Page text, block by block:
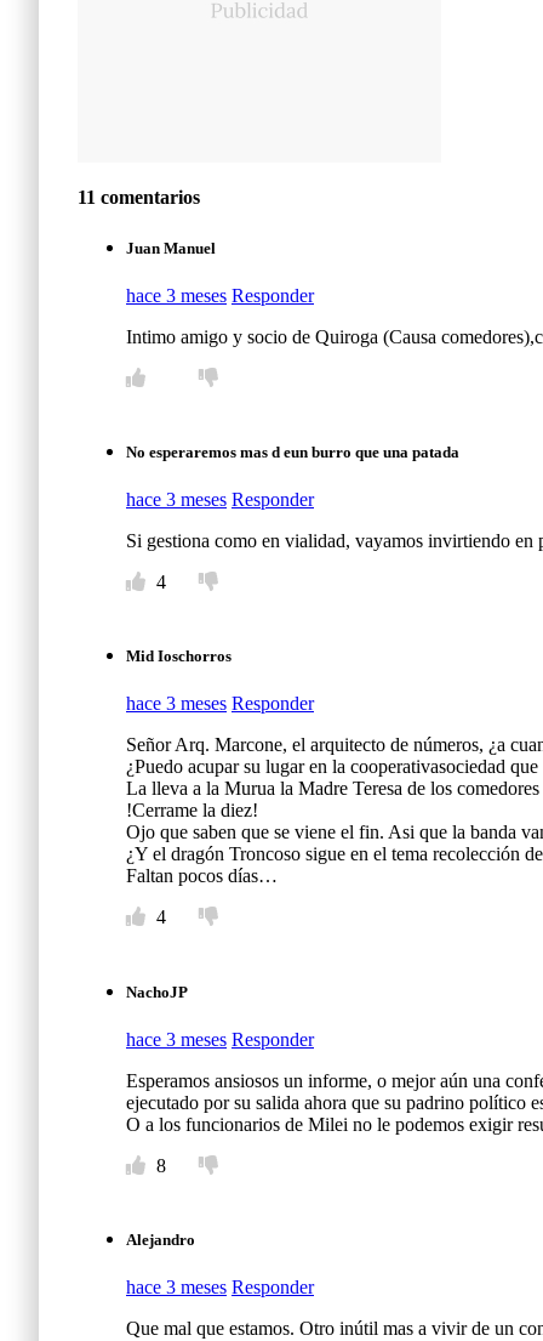
11 comentarios
Juan Manuel
hace 3 meses Responder
Intimo amigo y socio de Quiroga (Causa
No esperaremos mas d eun burro que una patada
hace 3 meses Responder
Si gestiona como en vialidad, vayamos invirtiendo en
4
Mid Ioschorros
hace 3 meses Responder
Señor Arq. Marcone, el arquitecto de números, ¿a
¿Puedo acupar su lugar en la cooperativasociedad
La lleva a la Murua la Madre Teresa de los
!Cerrame la diez!
Ojo que saben que se viene el fin. Asi que la banda
¿Y el dragón Troncoso sigue en el tema recolección
Faltan pocos días…
4
NachoJP
hace 3 meses Responder
Esperamos ansiosos un informe, o mejor aún una
ejecutado por su salida ahora que su padrino político
O a los funcionarios de Milei no le podemos exigir
8
Alejandro
hace 3 meses Responder
Que mal que estamos. Otro inútil mas a vivir de un